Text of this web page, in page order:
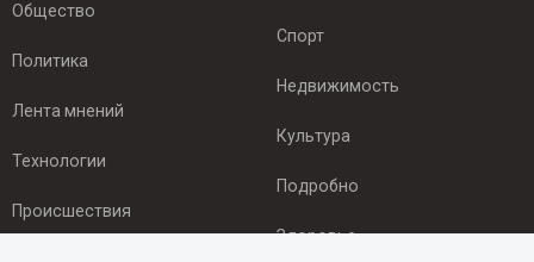
Общество
Политика
Лента мнений
Технологии
Происшествия
Спорт
Недвижимость
Культура
Подробно
Здоровье